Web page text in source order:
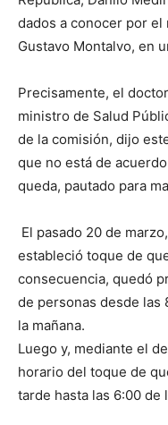
dados a conocer por
Gustavo Montalvo, en
Precisamente, el
ministro de Salud
de la comisión, dijo
que no está de
queda, pautado para
El pasado 20 de
estableció toque de
consecuencia, quedó
de personas desde las
la mañana.
Luego y, mediante el
horario del toque de
tarde hasta las 6:00 de